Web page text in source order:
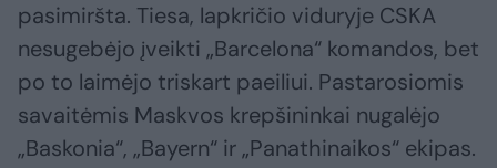
pasimiršta. Tiesa, lapkričio viduryje CSKA
nesugebėjo įveikti „Barcelona“ komandos, bet
po to laimėjo triskart paeiliui. Pastarosiomis
savaitėmis Maskvos krepšininkai nugalėjo
„Baskonia“, „Bayern“ ir „Panathinaikos“ ekipas.